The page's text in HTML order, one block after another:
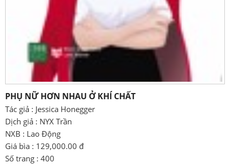
PHỤ NỮ HƠN NHAU Ở KHÍ CHẤT
Tác giả : Jessica Honegger
Dịch giả : NYX Trần
NXB : Lao Động
Giá bìa : 129,000.00 đ
Số trang : 400